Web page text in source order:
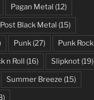
Pagan Metal (12)
Post Black Metal (15)
Punk (27) Punk Rock
n Roll (16) Slipknot (19)
Summer Breeze (15)